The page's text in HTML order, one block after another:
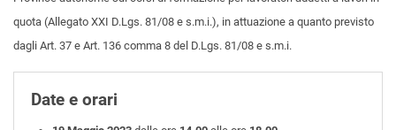
quota (Allegato XXI D.Lgs. 81/08 e s.m.i.), in attuazione a quanto previsto
dagli Art. 37 e Art. 136 comma 8 del D.Lgs. 81/08 e s.m.i.
Date e orari